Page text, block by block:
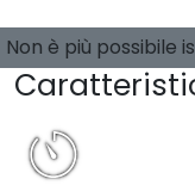
Non è più possibile